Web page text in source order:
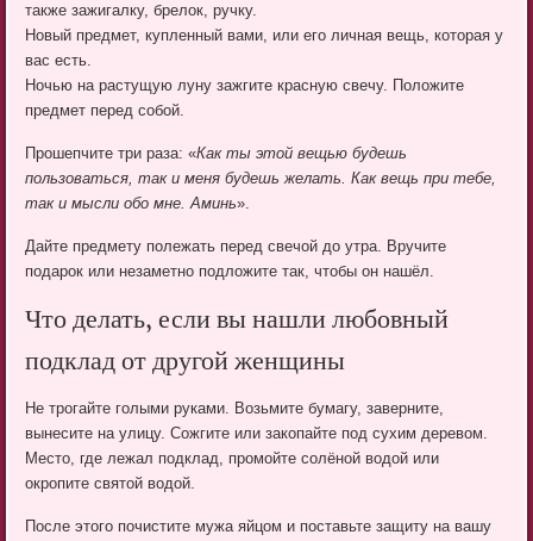
также зажигалку, брелок, ручку.
Новый предмет, купленный вами, или его личная вещь, которая у
вас есть.
Ночью на растущую луну зажгите красную свечу. Положите
предмет перед собой.
Прошепчите три раза: «Как ты этой вещью будешь
пользоваться, так и меня будешь желать. Как вещь при тебе,
так и мысли обо мне. Аминь».
Дайте предмету полежать перед свечой до утра. Вручите
подарок или незаметно подложите так, чтобы он нашёл.
Что делать, если вы нашли любовный
подклад от другой женщины
Не трогайте голыми руками. Возьмите бумагу, заверните,
вынесите на улицу. Сожгите или закопайте под сухим деревом.
Место, где лежал подклад, промойте солёной водой или
окропите святой водой.
После этого почистите мужа яйцом и поставьте защиту на вашу